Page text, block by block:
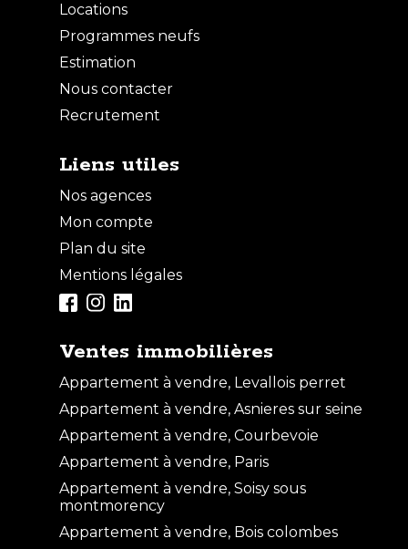
Locations
Programmes neufs
Estimation
Nous contacter
Recrutement
Liens utiles
Nos agences
Mon compte
Plan du site
Mentions légales
Ventes immobilières
Appartement à vendre, Levallois perret
Appartement à vendre, Asnieres sur seine
Appartement à vendre, Courbevoie
Appartement à vendre, Paris
Appartement à vendre, Soisy sous
montmorency
Appartement à vendre, Bois colombes